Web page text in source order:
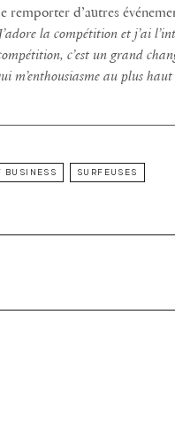
remporter d’autres
J’adore la compétition et j’ai
c’est un grand
m’enthousiasme au plus
BUSINESS SURFEUSES